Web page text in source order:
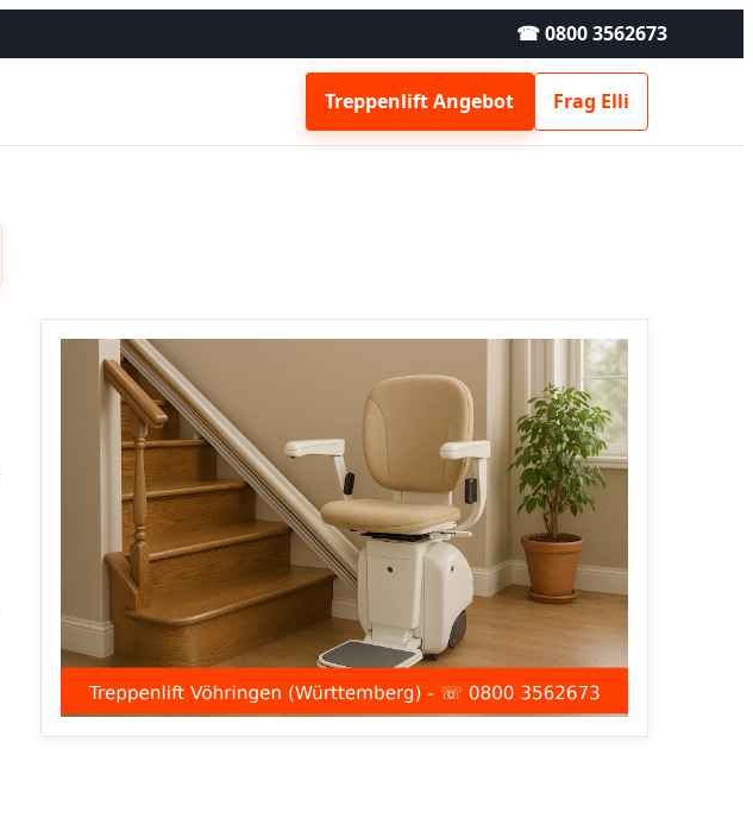
☎ 0800 3562673
Treppenlift Angebot Frag Elli